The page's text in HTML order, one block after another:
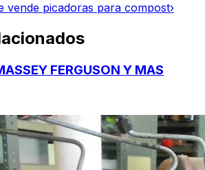
vende picadoras para compost›
FERGUSON Y MAS